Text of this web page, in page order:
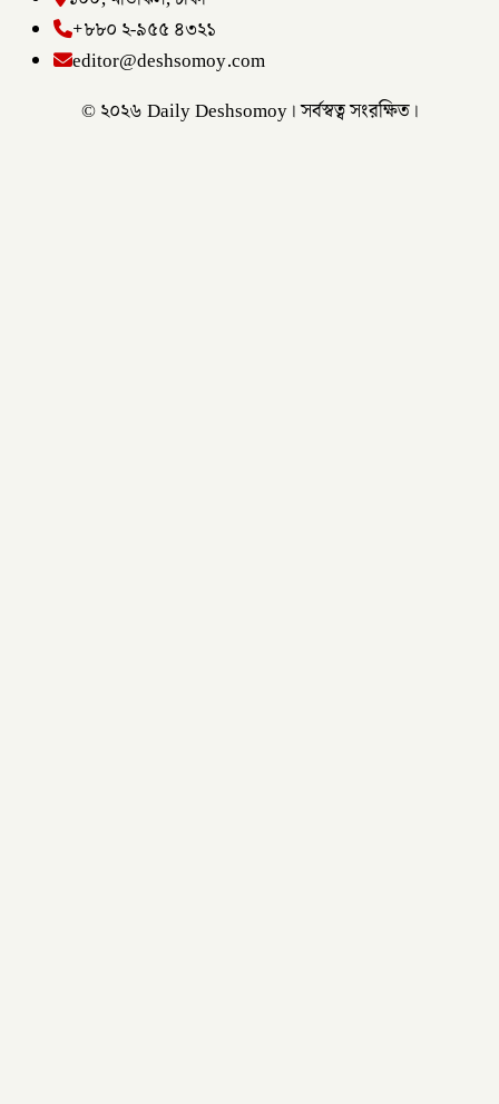
+৮৮০ ২-৯৫৫ ৪৩২১
editor@deshsomoy.com
© ২০২৬ Daily Deshsomoy। সর্বস্বত্ব সংরক্ষিত।